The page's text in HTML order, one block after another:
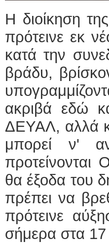
H διοίκηση
πρότεινε εκ
κατά την
βράδυ,
ακριβά εδώ
ΔΕΥΑΛ, αλλά
μπορεί ν'
θα έξοδα του
πρέπει να
πρότεινε
σήμερα στα